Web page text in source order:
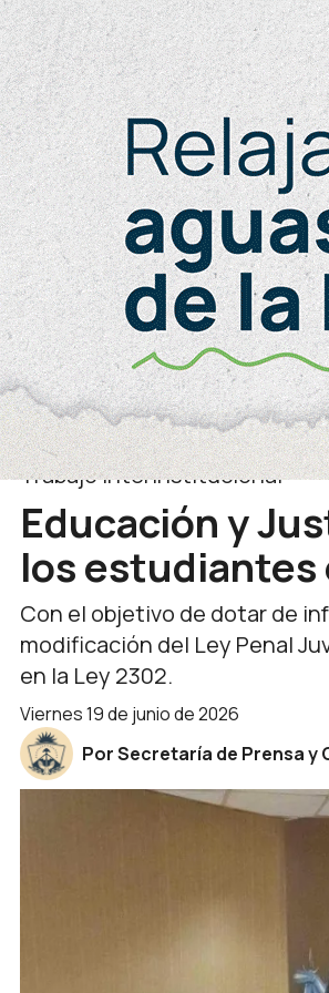
Viernes 7 deAgosto de 2026
Neuquinidad Gabinete
Educación
Trabajo interinstitucional
Educación y
los estudiantes
Con el objetivo de dotar de
modificación del Ley Penal
en la Ley 2302.
viernes 19 de junio de 2026
Por Secretaría de Prensa y